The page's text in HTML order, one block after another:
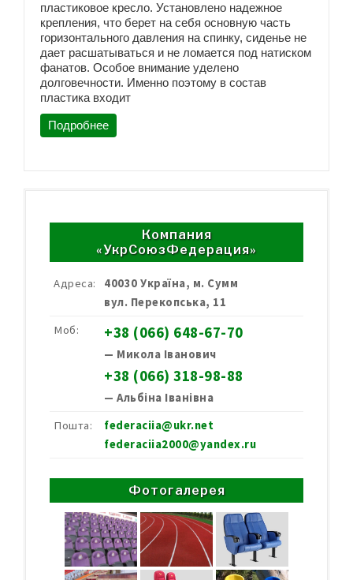
пластиковое кресло. Установлено надежное
крепления, что берет на себя основную часть
горизонтального давления на спинку, сиденье не
дает расшатываться и не ломается под натиском
фанатов. Особое внимание уделено
долговечности. Именно поэтому в состав
пластика входит
Подробнее
Компания
«УкрСоюзФедерация»
Адреса:
40030 Україна, м. Сумм
вул. Перекопська, 11
Моб:
+38 (066) 648-67-70
— Микола Іванович
+38 (066) 318-98-88
— Альбіна Іванівна
Пошта:
federaciia@ukr.net
federaciia2000@yandex.ru
Фотогалерея